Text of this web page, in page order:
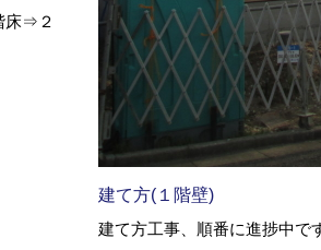
床⇒２
建て方(１階壁)
建て方工事、順番に進捗中で